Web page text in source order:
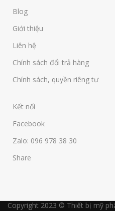
Blog
Giới thiệu
Liên hệ
Chính sách đổi trả hàng
Chính sách, quyền riêng tư
Kết nối
Facebook
Zalo: 096 978 38 30
Share
Copyright 2023 © Thiết bị mỹ